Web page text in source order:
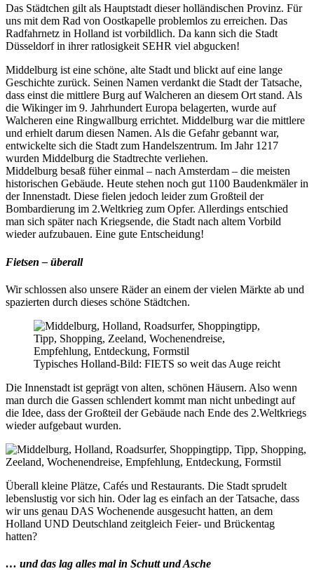
Das Städtchen gilt als Hauptstadt dieser holländischen Provinz. Für
uns mit dem Rad von Oostkapelle problemlos zu erreichen. Das
Radfahrnetz in Holland ist vorbildlich. Da kann sich die Stadt
Düsseldorf in ihrer ratlosigkeit SEHR viel abgucken!
Middelburg ist eine schöne, alte Stadt und blickt auf eine lange
Geschichte zurück. Seinen Namen verdankt die Stadt der Tatsache,
dass einst die mittlere Burg auf Walcheren an diesem Ort stand. Als
die Wikinger im 9. Jahrhundert Europa belagerten, wurde auf
Walcheren eine Ringwallburg errichtet. Middelburg war die mittlere
und erhielt darum diesen Namen. Als die Gefahr gebannt war,
entwickelte sich die Stadt zum Handelszentrum. Im Jahr 1217
wurden Middelburg die Stadtrechte verliehen.
Middelburg besaß füher einmal – nach Amsterdam – die meisten
historischen Gebäude. Heute stehen noch gut 1100 Baudenkmäler in
der Innenstadt. Diese fielen jedoch leider zum Großteil der
Bombardierung im 2.Weltkrieg zum Opfer. Allerdings entschied
man sich später nach Kriegsende, die Stadt nach altem Vorbild
wieder aufzubauen. Eine gute Entscheidung!
Fietsen – überall
Wir schlossen also unsere Räder an einem der vielen Märkte ab und
spazierten durch dieses schöne Städtchen.
Typisches Holland-Bild: FIETS so weit das Auge reicht
Die Innenstadt ist geprägt von alten, schönen Häusern. Also wenn
man durch die Gassen schlendert kommt man nicht unbedingt auf
die Idee, dass der Großteil der Gebäude nach Ende des 2.Weltkriegs
wieder aufgebaut wurden.
Überall kleine Plätze, Cafés und Restaurants. Die Stadt sprudelt
lebenslustig vor sich hin. Oder lag es einfach an der Tatsache, dass
wir uns genau DAS Wochenende ausgesucht hatten, an dem
Holland UND Deutschland zeitgleich Feier- und Brückentag
hatten?
… und das lag alles mal in Schutt und Asche